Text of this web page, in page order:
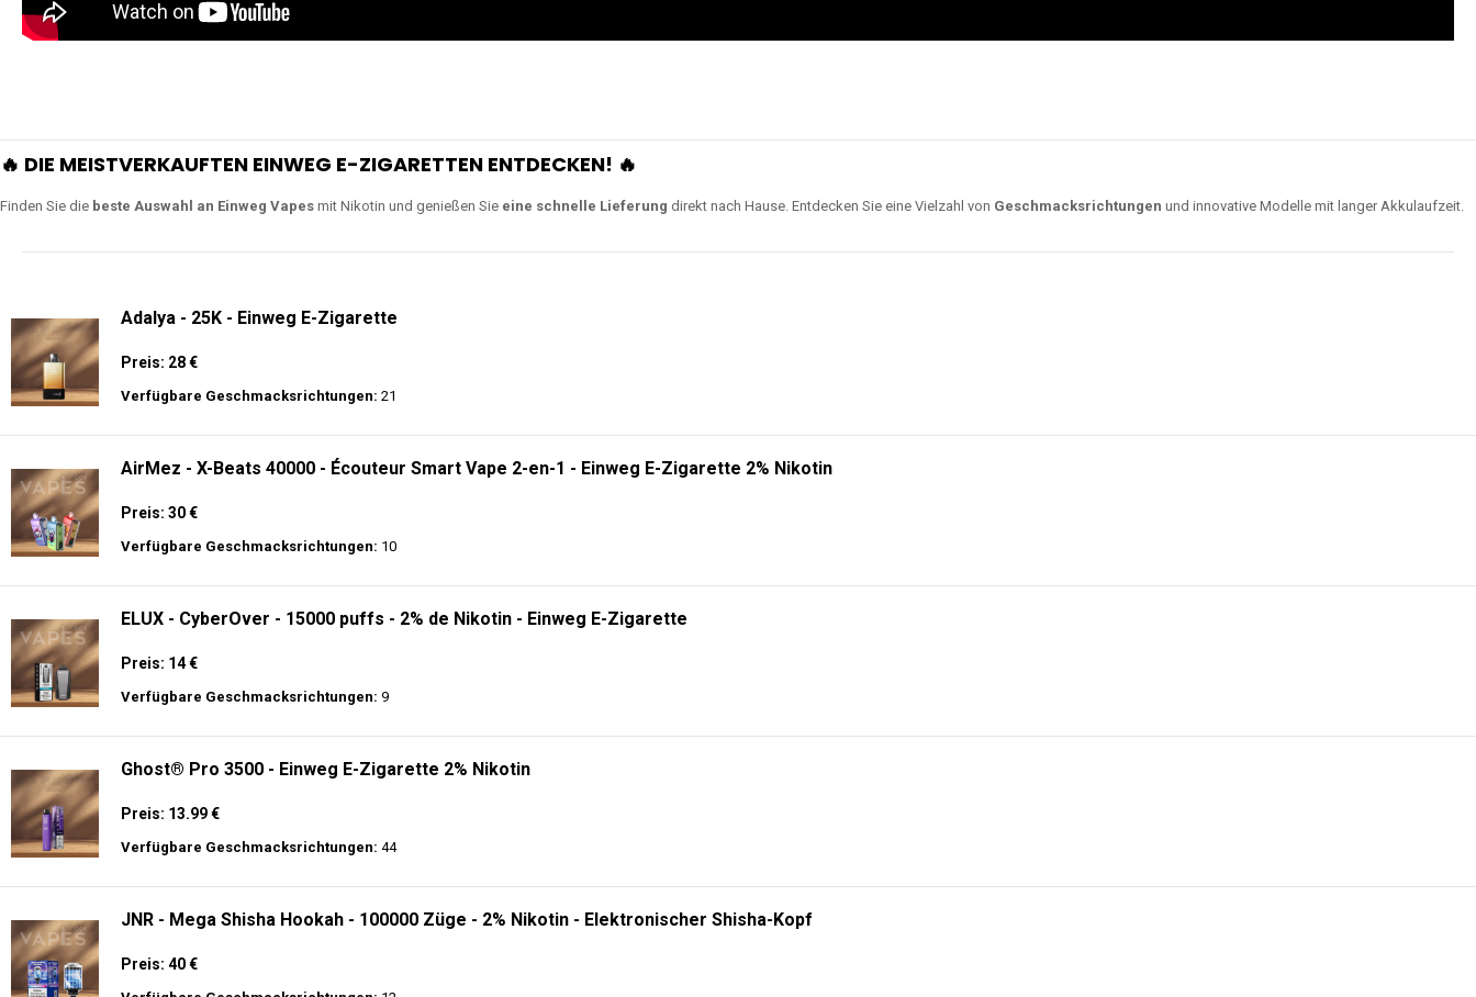
🔥 DIE MEISTVERKAUFTEN EINWEG E-ZIGARETTEN ENTDECKEN! 🔥
Finden Sie die beste Auswahl an Einweg Vapes mit Nikotin und genießen Sie eine schnelle Lieferung direkt nach Hause. Entdecken Sie eine Vielzahl von Geschmacksrichtungen und innovative Modelle mit langer Akkulaufzeit.
Adalya - 25K - Einweg E-Zigarette
Preis: 28 €
Verfügbare Geschmacksrichtungen: 21
AirMez - X-Beats 40000 - Écouteur Smart Vape 2-en-1 - Einweg E-Zigarette 2% Nikotin
Preis: 30 €
Verfügbare Geschmacksrichtungen: 10
ELUX - CyberOver - 15000 puffs - 2% de Nikotin - Einweg E-Zigarette
Preis: 14 €
Verfügbare Geschmacksrichtungen: 9
Ghost® Pro 3500 - Einweg E-Zigarette 2% Nikotin
Preis: 13.99 €
Verfügbare Geschmacksrichtungen: 44
JNR - Mega Shisha Hookah - 100000 Züge - 2% Nikotin - Elektronischer Shisha-Kopf
Preis: 40 €